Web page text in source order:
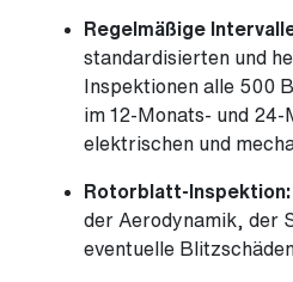
Regelmäßige
standardisierten und
Inspektionen alle 500
im 12-Monats- und 24-
elektrischen und
Rotorblatt-Inspektion:
der Aerodynamik, der
eventuelle